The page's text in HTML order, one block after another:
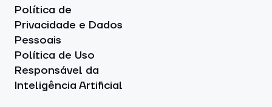
Política de
Privacidade e Dados
Pessoais
Política de Uso
Responsável da
Inteligência Artificial